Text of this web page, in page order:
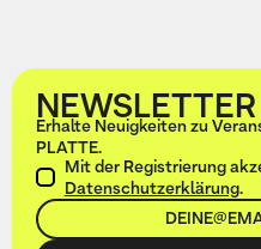
NEWSLETTER
Erhalte Neuigkeiten zu
PLATTE.
Mit der Registrierung
Datenschutzerklärung.